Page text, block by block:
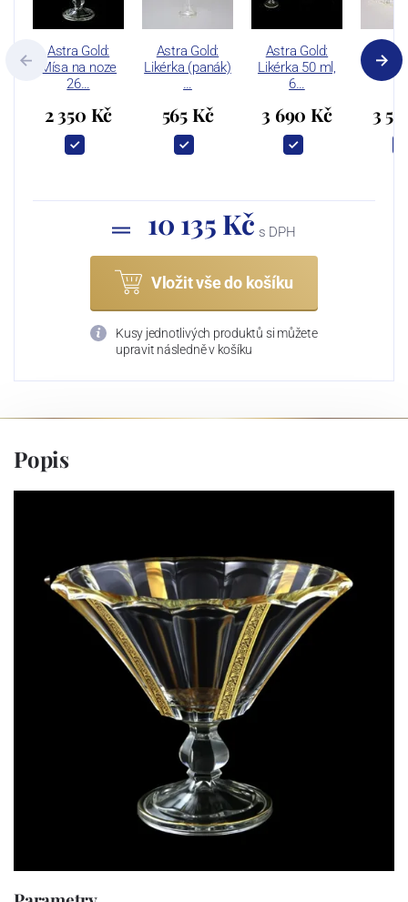
Astra Gold:
Mísa na noze
26…
2 350 Kč
Astra Gold:
Likérka (panák)
…
565 Kč
Astra Gold:
Likérka 50 ml,
6…
3 690 Kč 3
10 135 Kč s DPH
Vložit vše do košíku
Kusy jednotlivých produktů si můžete
upravit následně v košíku
Popis